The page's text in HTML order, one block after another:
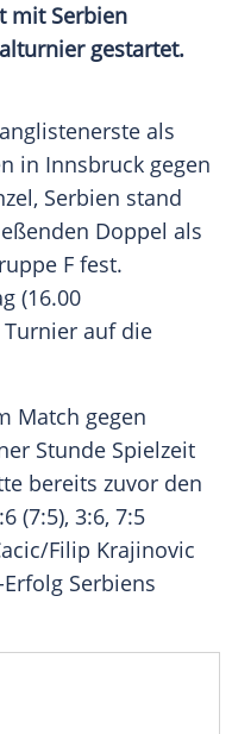
mit Serbien
gestartet.
als
in Innsbruck gegen
Serbien stand
Doppel als
F fest.
(16.00
Turnier auf die
Match gegen
Stunde Spielzeit
bereits zuvor den
(7:5), 3:6, 7:5
/Filip Krajinovic
Serbiens